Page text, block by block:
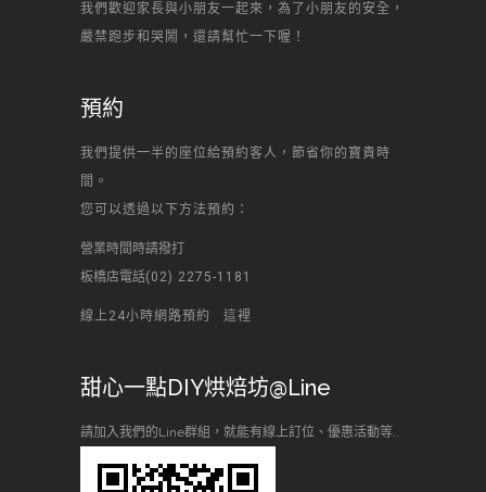
我們歡迎家長與小朋友一起來，為了小朋友的安全，
嚴禁跑步和哭鬧，還請幫忙一下喔！
預約
我們提供一半的座位給預約客人，節省你的寶貴時
間。
您可以透過以下方法預約：
營業時間時請撥打
板橋店電話(02) 2275-1181
線上24小時網路預約 這裡
甜心一點DIY烘焙坊@Line
請加入我們的Line群組，就能有線上訂位、優惠活動等..